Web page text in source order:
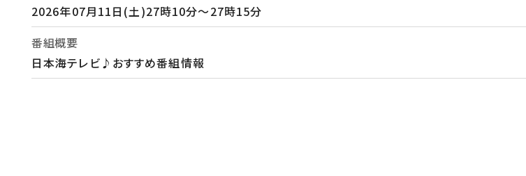
2026年07月11日(土)27時10分～27時15分
番組概要
日本海テレビ♪おすすめ番組情報